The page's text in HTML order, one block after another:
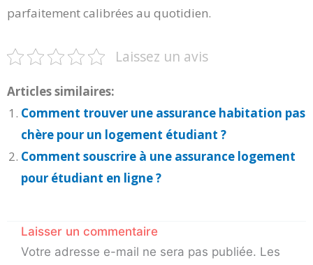
parfaitement calibrées au quotidien.
Laissez un avis
Articles similaires:
Comment trouver une assurance habitation pas
chère pour un logement étudiant ?
Comment souscrire à une assurance logement
pour étudiant en ligne ?
Laisser un commentaire
Votre adresse e-mail ne sera pas publiée. Les